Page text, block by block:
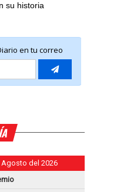
su historia
del 2026